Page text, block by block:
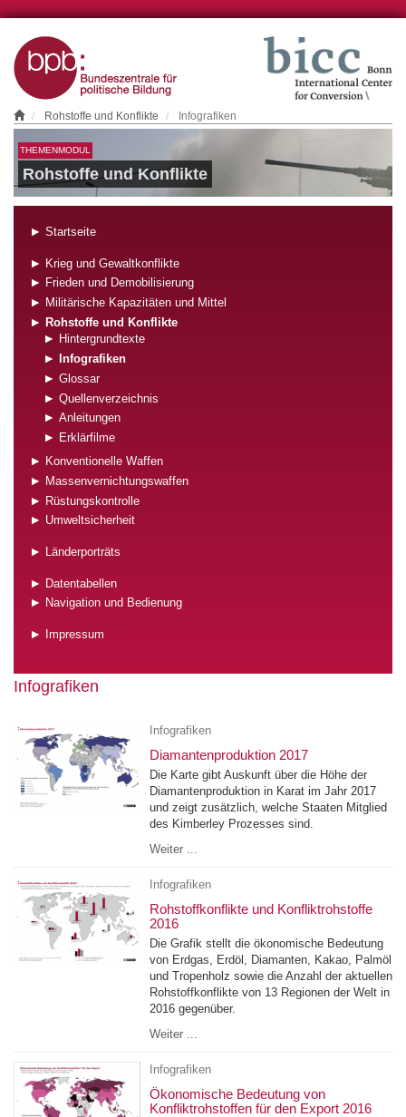
Rohstoffe und Konflikte Infografiken
THEMENMODUL
Rohstoffe und Konflikte
Startseite
Krieg und Gewaltkonflikte
Frieden und Demobilisierung
Militärische Kapazitäten und Mittel
Rohstoffe und Konflikte
Hintergrundtexte
Infografiken
Glossar
Quellenverzeichnis
Anleitungen
Erklärfilme
Konventionelle Waffen
Massenvernichtungswaffen
Rüstungskontrolle
Umweltsicherheit
Länderporträts
Datentabellen
Navigation und Bedienung
Impressum
Infografiken
Infografiken
Diamantenproduktion 2017
Die Karte gibt Auskunft über die Höhe der
Diamantenproduktion in Karat im Jahr 2017
und zeigt zusätzlich, welche Staaten Mitglied
des Kimberley Prozesses sind.
Weiter ...
Infografiken
Rohstoffkonflikte und Konfliktrohstoffe
2016
Die Grafik stellt die ökonomische Bedeutung
von Erdgas, Erdöl, Diamanten, Kakao, Palmöl
und Tropenholz sowie die Anzahl der aktuellen
Rohstoffkonflikte von 13 Regionen der Welt in
2016 gegenüber.
Weiter ...
Infografiken
Ökonomische Bedeutung von
Konfliktrohstoffen für den Export 2016